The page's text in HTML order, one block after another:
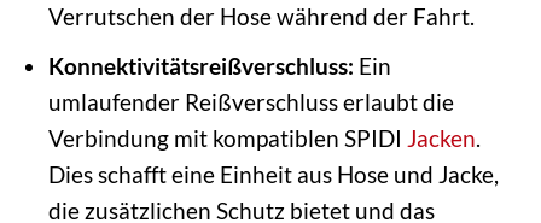
Verrutschen der Hose während der Fahrt.
Konnektivitätsreißverschluss: Ein
umlaufender Reißverschluss erlaubt die
Verbindung mit kompatiblen SPIDI Jacken.
Dies schafft eine Einheit aus Hose und Jacke,
die zusätzlichen Schutz bietet und das